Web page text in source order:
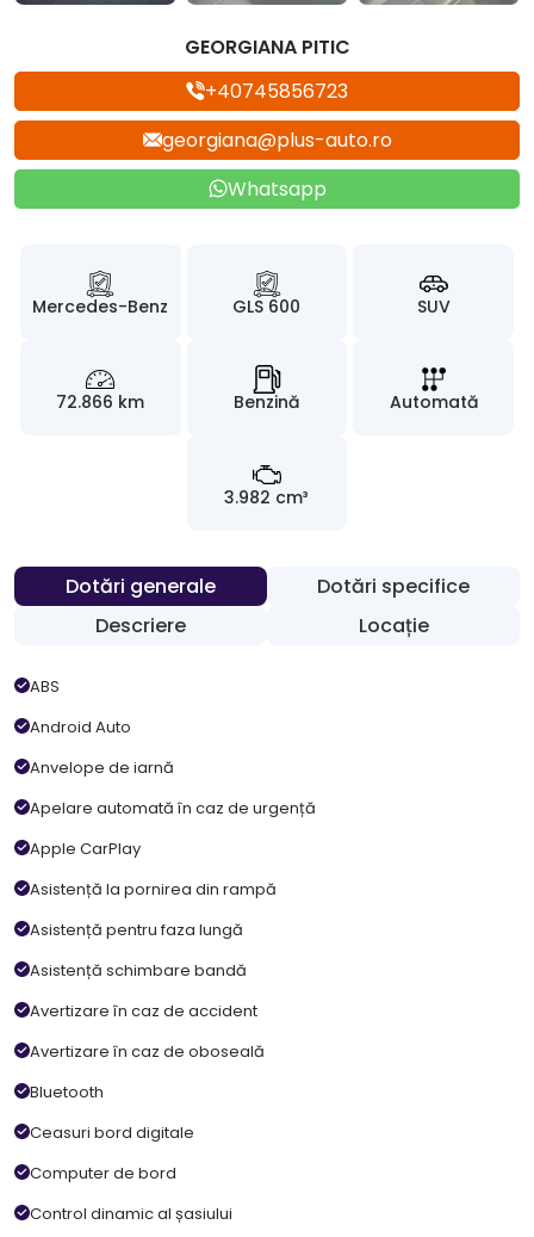
GEORGIANA PITIC
+40745856723
georgiana@plus-auto.ro
Whatsapp
Mercedes-Benz GLS 600 SUV
72.866 km Benzină Automată
3.982 cm³
Dotări generale
Dotări specifice
Descriere
Locație
ABS
Android Auto
Anvelope de iarnă
Apelare automată în caz de urgență
Apple CarPlay
Asistență la pornirea din rampă
Asistență pentru faza lungă
Asistență schimbare bandă
Avertizare în caz de accident
Avertizare în caz de oboseală
Bluetooth
Ceasuri bord digitale
Computer de bord
Control dinamic al șasiului